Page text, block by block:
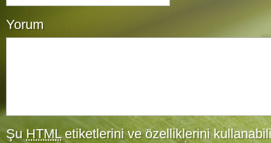
Yorum
ŞuHTMLetiketlerini ve özelliklerini